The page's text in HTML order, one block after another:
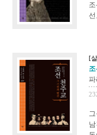
선
[
조
파